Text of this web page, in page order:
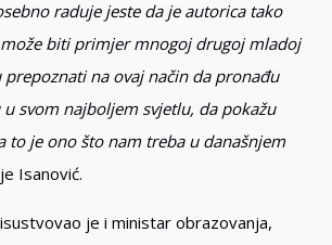
raduje jeste da je autorica tako
biti primjer mnogoj drugoj mladoj
prepoznati na ovaj način da pronađu
u svom najboljem svjetlu, da pokažu
to je ono što nam treba u današnjem
Isanović.
je i ministar obrazovanja,